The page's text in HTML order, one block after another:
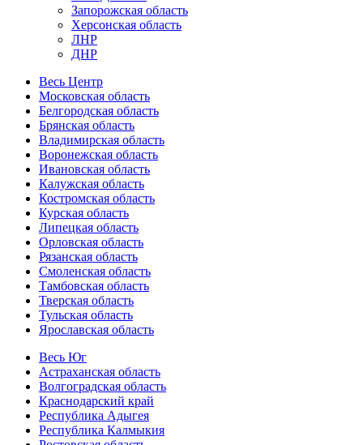
Запорожская область
Херсонская область
ЛНР
ДНР
Весь Центр
Московская область
Белгородская область
Брянская область
Владимирская область
Воронежская область
Ивановская область
Калужская область
Костромская область
Курская область
Липецкая область
Орловская область
Рязанская область
Смоленская область
Тамбовская область
Тверская область
Тульская область
Ярославская область
Весь Юг
Астраханская область
Волгоградская область
Краснодарский край
Республика Адыгея
Республика Калмыкия